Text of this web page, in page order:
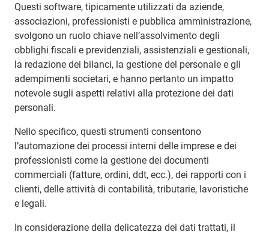
Questi software, tipicamente utilizzati da aziende,
associazioni, professionisti e pubblica amministrazione,
svolgono un ruolo chiave nell’assolvimento degli
obblighi fiscali e previdenziali, assistenziali e gestionali,
la redazione dei bilanci, la gestione del personale e gli
adempimenti societari, e hanno pertanto un impatto
notevole sugli aspetti relativi alla protezione dei dati
personali.
Nello specifico, questi strumenti consentono
l’automazione dei processi interni delle imprese e dei
professionisti come la gestione dei documenti
commerciali (fatture, ordini, ddt, ecc.), dei rapporti con i
clienti, delle attività di contabilità, tributarie, lavoristiche
e legali.
In considerazione della delicatezza dei dati trattati, il